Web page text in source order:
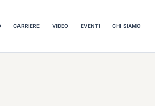
CARRIERE VIDEO EVENTI CHI SIAMO